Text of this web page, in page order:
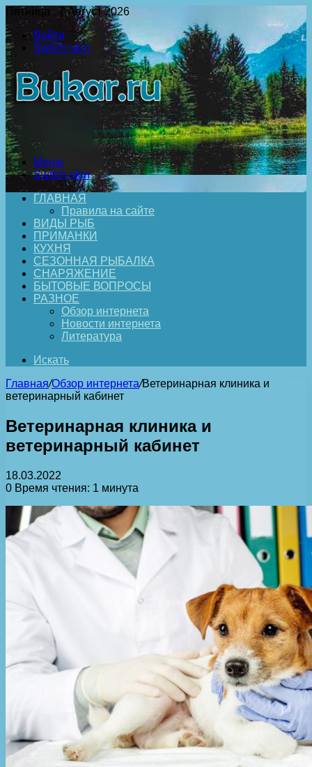
Пятница , 7 Август 2026
Войти
Switch skin
Меню
Switch skin
ГЛАВНАЯ
Правила на сайте
ВИДЫ РЫБ
ПРИМАНКИ
КУХНЯ
СЕЗОННАЯ РЫБАЛКА
СНАРЯЖЕНИЕ
БЫТОВЫЕ ВОПРОСЫ
РАЗНОЕ
Обзор интернета
Новости интернета
Литература
Искать
Главная/Обзор интернета/Ветеринарная клиника и
ветеринарный кабинет
Ветеринарная клиника и
ветеринарный кабинет
18.03.2022
0 Время чтения: 1 минута